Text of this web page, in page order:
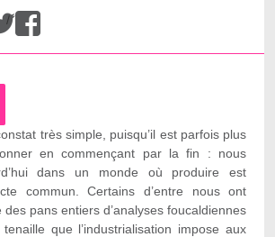
/
très simple, puisqu’il est parfois plus
en commençant par la fin : nous
dans un monde où produire est
commun. Certains d’entre nous ont
pans entiers d’analyses foucaldiennes
que l’industrialisation impose aux